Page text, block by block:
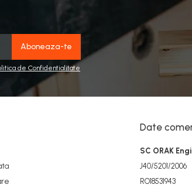
de Confidentialitate
Date
SC ORAK
J40/5201/2006
RO18531943